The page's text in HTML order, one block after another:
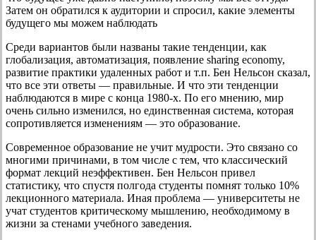
Затем он обратился к аудитории и спросил, какие элементы
будущего мы можем наблюдать
Среди вариантов были названы такие тенденции, как
глобализация, автоматизация, появление sharing economy,
развитие практики удаленных работ и т.п. Бен Нельсон сказал,
что все эти ответы — правильные. И что эти тенденции
наблюдаются в мире с конца 1980-х. По его мнению, мир
очень сильно изменился, но единственная система, которая
сопротивляется изменениям — это образование.
Современное образование не учит мудрости. Это связано со
многими причинами, в том числе с тем, что классический
формат лекций неэффективен. Бен Нельсон привел
статистику, что спустя полгода студенты помнят только 10%
лекционного материала. Иная проблема — университеты не
учат студентов критическому мышлению, необходимому в
жизни за стенами учебного заведения.